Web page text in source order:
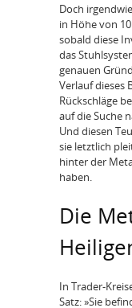
Doch
in Höhe von
sobald diese
das
genauen
Verlauf dieses
Rückschläge
auf die Suche
Und diesen
sie letztlich
hinter der
haben.
Die
In Trader-
Satz: »Sie